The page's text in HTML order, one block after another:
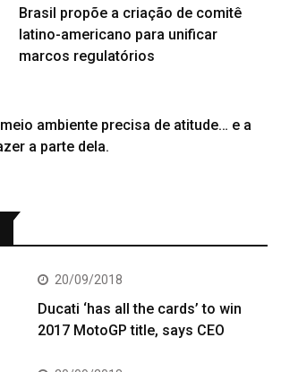
Brasil propõe a criação de comitê
latino-americano para unificar
marcos regulatórios
meio ambiente precisa de atitude… e a
a parte dela.
20/09/2018
Ducati ‘has all the cards’ to win
2017 MotoGP title, says CEO